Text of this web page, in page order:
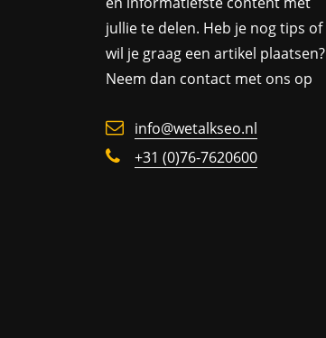
jullie te delen. Heb je nog tips of
wil je graag een artikel plaatsen?
Neem dan contact met ons op
info@wetalkseo.nl
+31 (0)76-7620600